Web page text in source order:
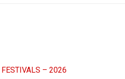
FESTIVALS – 2026